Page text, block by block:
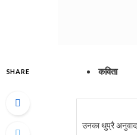
SHARE कविता
उनका थुप्रै अनुवाद